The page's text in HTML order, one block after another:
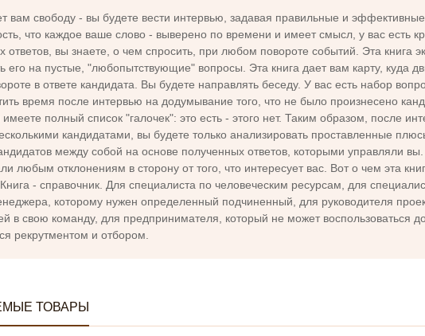
вам свободу - вы будете вести интервью, задавая правильные и
что каждое ваше слово - выверено по времени и имеет смысл, у вас есть
ответов, вы знаете, о чем спросить, при любом повороте событий. Эта книга
его на пустые, "любопытствующие" вопросы. Эта книга дает вам карту, куда
в ответе кандидата. Вы будете направлять беседу. У вас есть набор
время после интервью на додумывание того, что не было произнесено
полный список "галочек": это есть - этого нет. Таким образом, после
кандидатами, вы будете только анализировать проставленные
между собой на основе полученных ответов, которыми управляли
любым отклонениям в сторону от того, что интересует вас. Вот о чем эта
Книга - справочник. Для специалиста по человеческим ресурсам, для
которому нужен определенный подчиненный, для руководителя
в свою команду, для предпринимателя, который не может воспользоваться
рекрутментом и отбором.
ТОВАРЫ